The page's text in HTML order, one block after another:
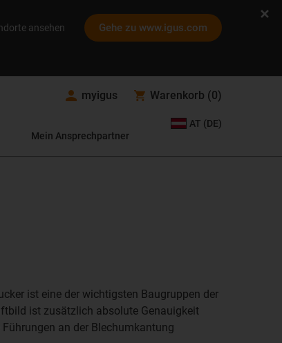
ansehen Gehe zu www.igus.com
myigus Warenkorb (0)
Mein Ansprechpartner
AT (DE)
ist eine der wichtigsten Baugruppen der
ist zusätzlich absolute Genauigkeit
an der Blechumkantung